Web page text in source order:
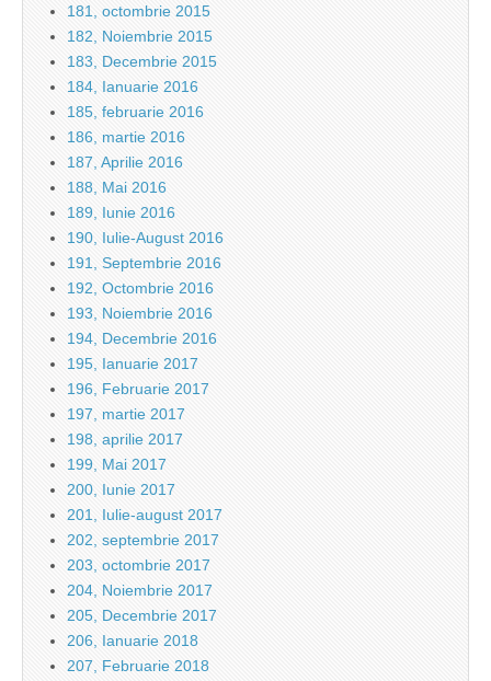
181, octombrie 2015
182, Noiembrie 2015
183, Decembrie 2015
184, Ianuarie 2016
185, februarie 2016
186, martie 2016
187, Aprilie 2016
188, Mai 2016
189, Iunie 2016
190, Iulie-August 2016
191, Septembrie 2016
192, Octombrie 2016
193, Noiembrie 2016
194, Decembrie 2016
195, Ianuarie 2017
196, Februarie 2017
197, martie 2017
198, aprilie 2017
199, Mai 2017
200, Iunie 2017
201, Iulie-august 2017
202, septembrie 2017
203, octombrie 2017
204, Noiembrie 2017
205, Decembrie 2017
206, Ianuarie 2018
207, Februarie 2018